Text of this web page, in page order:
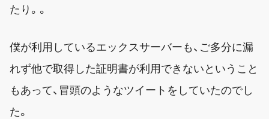
たり。。
僕が利用しているエックスサーバーも、ご多分に漏
れず他で取得した証明書が利用できないということ
もあって、冒頭のようなツイートをしていたのでし
た。